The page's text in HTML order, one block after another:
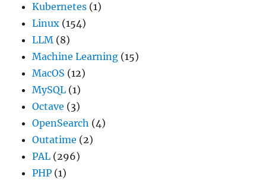
Kubernetes (1)
Linux (154)
LLM (8)
Machine Learning (15)
MacOS (12)
MySQL (1)
Octave (3)
OpenSearch (4)
Outatime (2)
PAL (296)
PHP (1)